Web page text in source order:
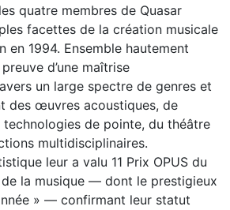
quatre membres de Quasar
facettes de la création musicale
en 1994. Ensemble hautement
d’une maîtrise
un large spectre de genres et
des œuvres acoustiques, de
technologies de pointe, du théâtre
multidisciplinaires.
leur a valu 11 Prix OPUS du
la musique — dont le prestigieux
» — confirmant leur statut